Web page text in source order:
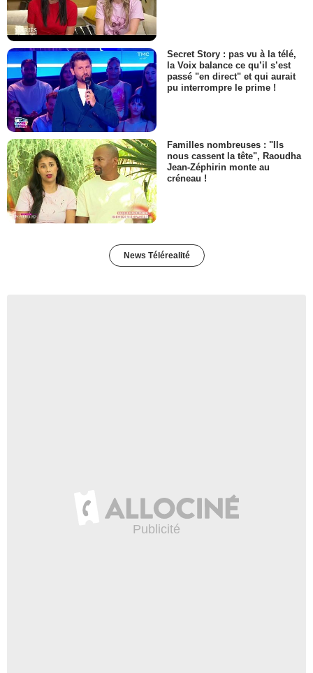
Secret Story : pas vu à la télé,
la Voix balance ce qu’il s’est
passé "en direct" et qui aurait
pu interrompre le prime !
Familles nombreuses : "Ils
nous cassent la tête", Raoudha
Jean-Zéphirin monte au
créneau !
News Télérealité